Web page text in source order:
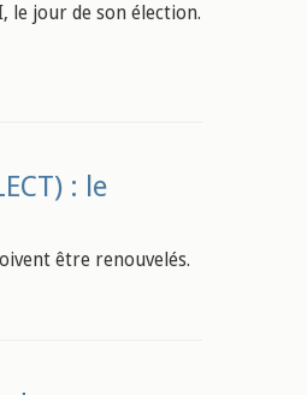
le jour de son élection.
: le
être renouvelés.